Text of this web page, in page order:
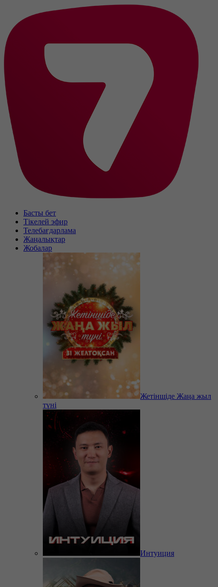
Басты бет
Тікелей эфир
Телебағдарлама
Жаңалықтар
Жобалар
Жетіншіде Жаңа жыл
түні
Интуиция